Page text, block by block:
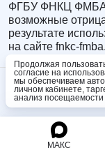
ФГБУ ФНКЦ ФМБА
возможные
результате
на сайте fnkc-
МАКС
Продолжая
согласие на
мы обеспечиваем
личном кабинете,
анализ посещаемости